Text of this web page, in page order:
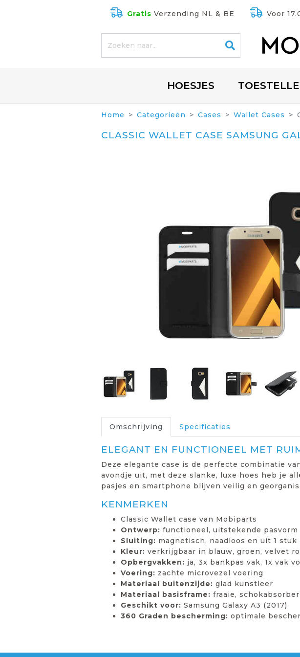
Gratis Verzending NL & BE Voor
HOESJES
Home Categorieën Cases Wallet Cases
CLASSIC WALLET CASE SAMSUNG
Omschrijving Specificaties
ELEGANT EN FUNCTIONEEL MET
Deze elegante case is de perfecte combinatie
avondje uit, met deze slanke, luxe hoes heb je
pasjes en smartphone blijven veilig en
KENMERKEN
Classic Wallet case van Mobiparts
Ontwerp: functioneel, uitstekende pasvorm
Sluiting: magnetisch, naadloos en uit 1 stuk
Kleur: verkrijgbaar in blauw, groen, velvet
Opbergvakken: ja, 3x bankpas vak, 1x vak
Voering: zachte microvezel voering
Materiaal buitenzijde: glad kunstleer
Materiaal basisframe: fraaie,
Geschikt voor: Samsung Galaxy A3 (2017)
360 Graden bescherming: optimale